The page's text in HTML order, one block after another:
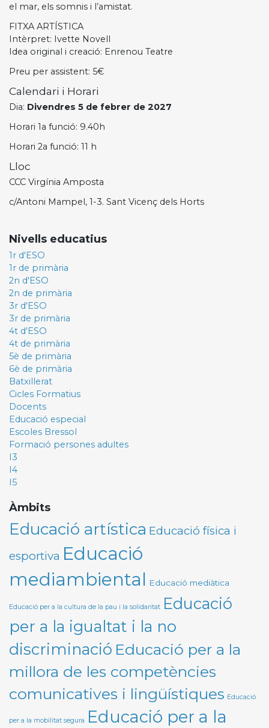
el mar, els somnis i l’amistat.
FITXA ARTÍSTICA
Intèrpret: Ivette Novell
Idea original i creació: Enrenou Teatre
Preu per assistent: 5€
Calendari i Horari
Dia: Divendres 5 de febrer de 2027
Horari 1a funció: 9.40h
Horari 2a funció: 11 h
Lloc
CCC Virgínia Amposta
c/Antoni Mampel, 1-3. Sant Vicenç dels Horts
Nivells educatius
1r d'ESO
1r de primària
2n d'ESO
2n de primària
3r d'ESO
3r de primària
4t d'ESO
4t de primària
5è de primària
6è de primària
Batxillerat
Cicles Formatius
Docents
Educació especial
Escoles Bressol
Formació persones adultes
I3
I4
I5
Àmbits
Educació artística Educació física i
esportiva Educació
mediambiental Educació mediàtica
Educació per a la cultura de la pau i la solidaritat Educació
per a la igualtat i la no
discriminació Educació per a la
millora de les competències
comunicatives i lingüístiques Educació
per a la mobilitat segura
Educació per a la